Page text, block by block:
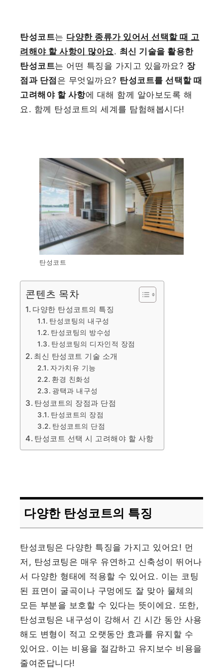
탄성코트는 다양한 종류가 있어서 선택할 때 고
려해야 할 사항이 많아요 . 최신 기술을 활용한
탄성코트는 어떤 특징을 가지고 있을까요? 장
점과 단점 은 무엇일까요? 탄성코트를 선택할 때
고려해야 할 사항에 대해 함께 알아보도록 해
요. 함께 탄성코트의 세계를 탐험해봅시다!
탄성코트
콘텐츠 목차
다양한 탄성코트의 특징
탄성코팅의 내구성
탄성코팅의 방수성
탄성코팅의 디자인적 장점
최신 탄성코트 기술 소개
자가치유 기능
환경 친화성
광택과 내구성
탄성코트의 장점과 단점
탄성코트의 장점
탄성코트의 단점
탄성코트 선택 시 고려해야 할 사항
다양한 탄성코트의 특징
탄성코팅은 다양한 특징을 가지고 있어요! 먼
저, 탄성코팅은 매우 유연하고 신축성이 뛰어나
서 다양한 형태에 적용할 수 있어요. 이는 코팅
된 표면이 굴곡이나 구멍에도 잘 맞아 물체의
모든 부분을 보호할 수 있다는 뜻이에요. 또한,
탄성코팅은 내구성이 강해서 긴 시간 동안 사용
해도 변형이 적고 오랫동안 효과를 유지할 수
있어요. 이는 비용을 절감하고 유지보수 비용을
줄여준답니다!